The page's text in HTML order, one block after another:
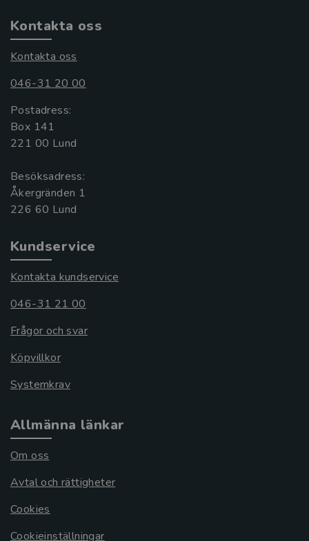
Kontakta oss
Kontakta oss
046-31 20 00
Postadress:
Box 141
221 00 Lund
Besöksadress:
Åkergränden 1
Kundservice
Kontakta kundservice
046-31 21 00
Frågor och svar
Köpvillkor
Systemkrav
Allmänna länkar
Om oss
Avtal och rättigheter
Cookies
Cookieinställningar